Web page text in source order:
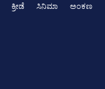
ಕ್ರೀಡೆ ಸಿನಿಮಾ ಅಂಕಣ